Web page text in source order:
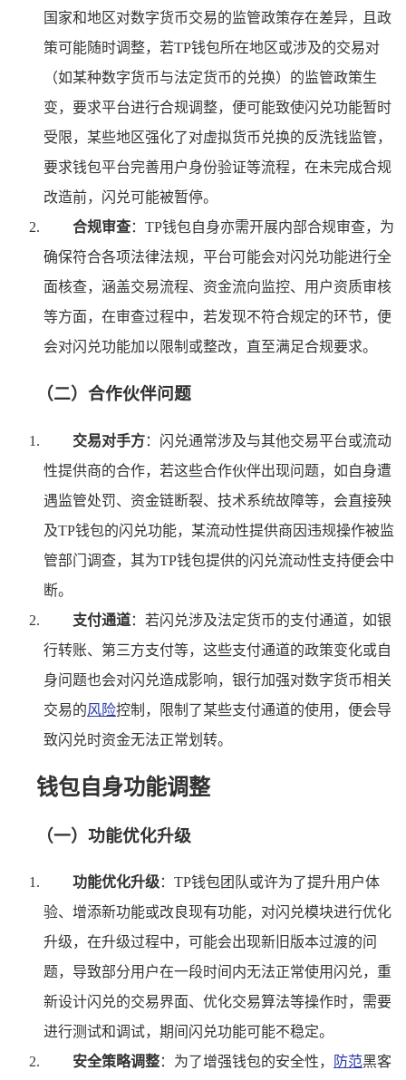
国家和地区对数字货币交易的监管政策存在差异，且政
策可能随时调整，若TP钱包所在地区或涉及的交易对
（如某种数字货币与法定货币的兑换）的监管政策生
变，要求平台进行合规调整，便可能致使闪兑功能暂时
受限，某些地区强化了对虚拟货币兑换的反洗钱监管，
要求钱包平台完善用户身份验证等流程，在未完成合规
改造前，闪兑可能被暂停。
合规审查：TP钱包自身亦需开展内部合规审查，为
确保符合各项法律法规，平台可能会对闪兑功能进行全
面核查，涵盖交易流程、资金流向监控、用户资质审核
等方面，在审查过程中，若发现不符合规定的环节，便
会对闪兑功能加以限制或整改，直至满足合规要求。
（二）合作伙伴问题
交易对手方：闪兑通常涉及与其他交易平台或流动
性提供商的合作，若这些合作伙伴出现问题，如自身遭
遇监管处罚、资金链断裂、技术系统故障等，会直接殃
及TP钱包的闪兑功能，某流动性提供商因违规操作被监
管部门调查，其为TP钱包提供的闪兑流动性支持便会中
断。
支付通道：若闪兑涉及法定货币的支付通道，如银
行转账、第三方支付等，这些支付通道的政策变化或自
身问题也会对闪兑造成影响，银行加强对数字货币相关
交易的风险控制，限制了某些支付通道的使用，便会导
致闪兑时资金无法正常划转。
钱包自身功能调整
（一）功能优化升级
功能优化升级：TP钱包团队或许为了提升用户体
验、增添新功能或改良现有功能，对闪兑模块进行优化
升级，在升级过程中，可能会出现新旧版本过渡的问
题，导致部分用户在一段时间内无法正常使用闪兑，重
新设计闪兑的交易界面、优化交易算法等操作时，需要
进行测试和调试，期间闪兑功能可能不稳定。
安全策略调整：为了增强钱包的安全性， 防范黑客